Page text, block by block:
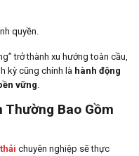
quyền.
trở thành xu hướng toàn cầu,
kỳ cũng chính là hành động
vững
Thường Bao Gồm
chuyên nghiệp sẽ thực